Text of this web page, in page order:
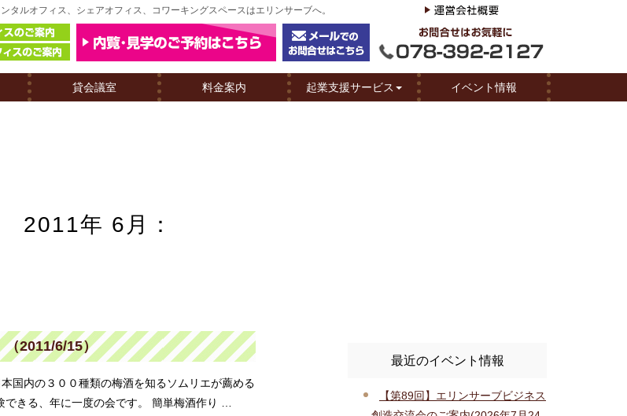
オフィス、シェアオフィス、コワーキングスペースはエリンサーブへ。
貸会議室 料金案内 起業支援サービス イベント情報
2011年 6月：
2011/6/15）
国内の３００種類の梅酒を知るソムリエが薦める
きる、年に一度の会です。 簡単梅酒作り …
最近のイベント情報
【第89回】エリンサーブビジネス